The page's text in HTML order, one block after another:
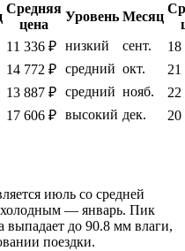
Средняя
цена
Уровень Месяц
11 336 ₽ низкий сент.
18
14 772 ₽ средний окт.
21
13 887 ₽ средний нояб.
22
17 606 ₽ высокий дек. 20
июль со средней
холодным — январь. Пик
выпадает до 90.8 мм влаги,
поездки.